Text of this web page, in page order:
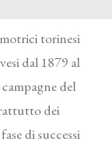
a Torino
torinesi
dal 1879 al
del
dei
di successi